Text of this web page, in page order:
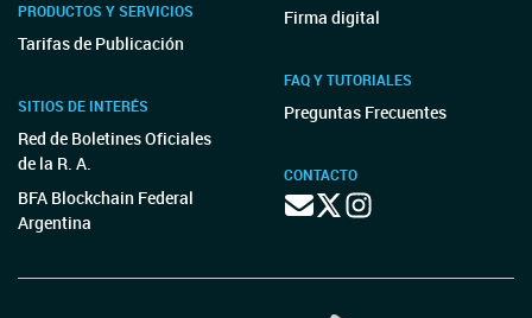
PRODUCTOS Y SERVICIOS
Tarifas de Publicación
SITIOS DE INTERÉS
Red de Boletines Oficiales
de la R. A.
BFA Blockchain Federal
Argentina
Firma digital
FAQ Y TUTORIALES
Preguntas Frecuentes
CONTACTO